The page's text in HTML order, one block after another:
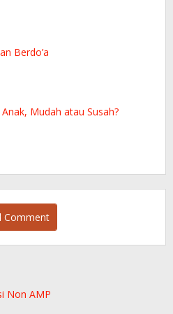
Berdo’a
Mudah atau Susah?
Comment
Non AMP